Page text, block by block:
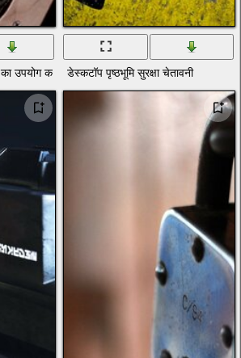
उपयोग करें डेस्कटॉप पृष्ठभूमि सुरक्षा चेतावनी